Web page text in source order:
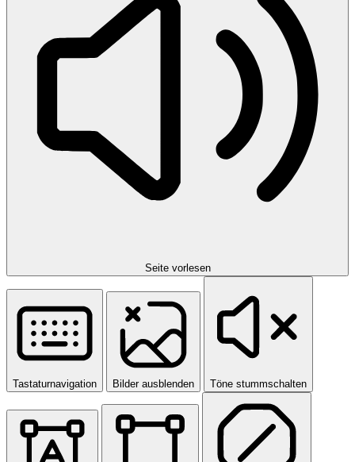
Seite vorlesen
Tastaturnavigation Bilder ausblenden Töne stummschalten